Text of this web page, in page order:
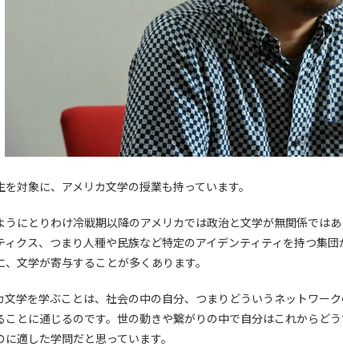
を対象に、アメリカ文学の授業も持っています。
うにとりわけ冷戦期以降のアメリカでは政治と文学が無関係では
ィクス、つまり人種や民族など特定のアイデンティティを持つ集
、文学が寄与することが多くあります。
文学を学ぶことは、社会の中の自分、つまりどういうネットワー
ことに通じるのです。世の動きや繋がりの中で自分はこれからど
に適した学問だと思っています。